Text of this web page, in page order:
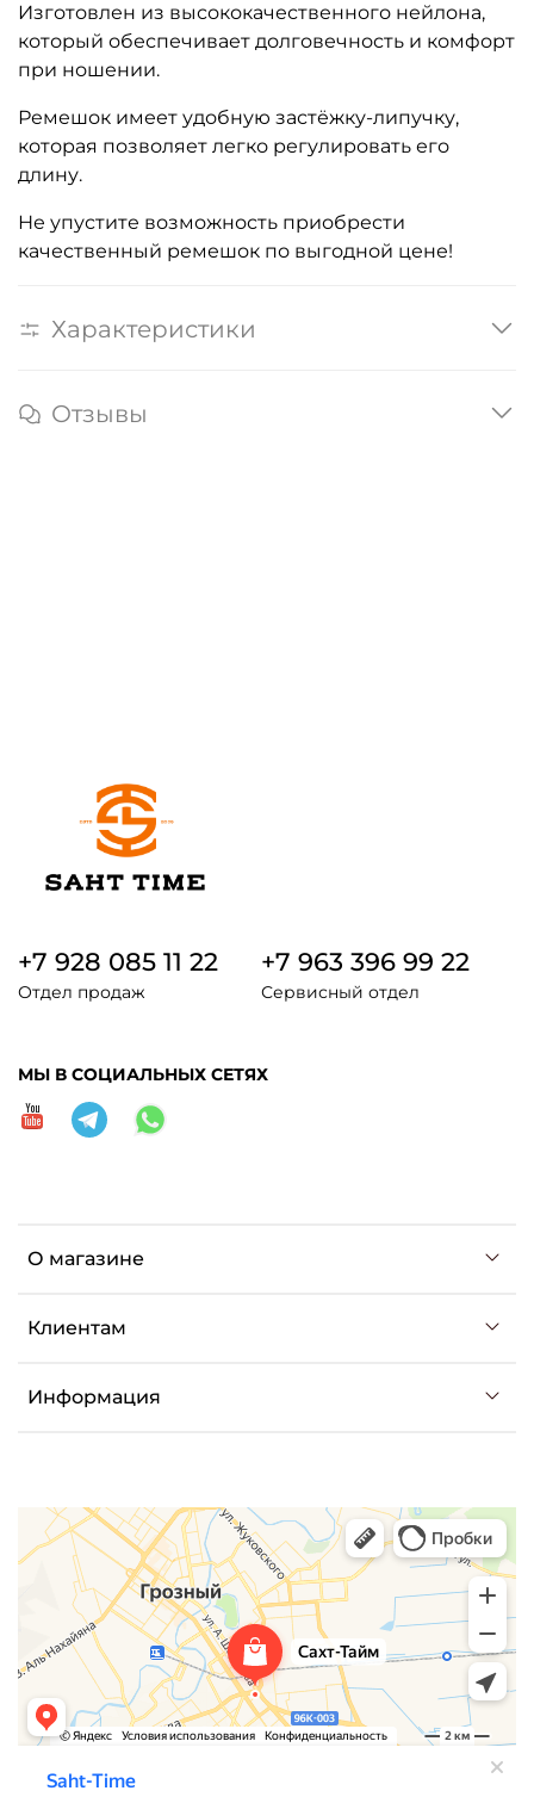
Изготовлен из высококачественного нейлона,
который обеспечивает долговечность и комфорт
при ношении.
Ремешок имеет удобную застёжку-липучку,
которая позволяет легко регулировать его
длину.
Не упустите возможность приобрести
качественный ремешок по выгодной цене!
Характеристики
Отзывы
О магазине
Клиентам
Информация
+7 928 085 11 22
Отдел продаж
+7 963 396 99 22
Сервисный отдел
МЫ В СОЦИАЛЬНЫХ СЕТЯХ